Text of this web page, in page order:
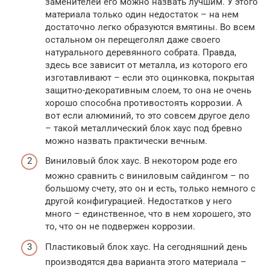
материала только один недостаток – на нем
достаточно легко образуются вмятины. Во всем
остальном он перещеголял даже своего
натурального деревянного собрата. Правда,
здесь все зависит от металла, из которого его
изготавливают – если это оцинковка, покрытая
защитно-декоративным слоем, то она не очень
хорошо способна противостоять коррозии. А
вот если алюминий, то это совсем другое дело
– такой металлический блок хаус под бревно
можно назвать практически вечным.
Виниловый блок хаус. В некотором роде его
можно сравнить с виниловым сайдингом – по
большому счету, это он и есть, только немного с
другой конфигурацией. Недостатков у него
много – единственное, что в нем хорошего, это
то, что он не подвержен коррозии.
Пластиковый блок хаус. На сегодняшний день
производятся два варианта этого материала –